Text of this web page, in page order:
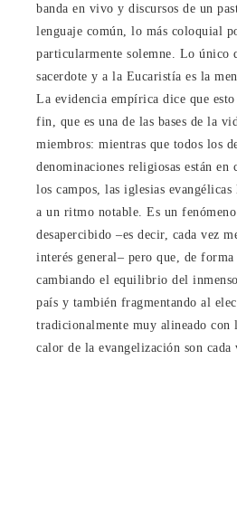
banda en vivo y discursos de un
lenguaje común, lo más coloquial
particularmente solemne. Lo único
sacerdote y a la Eucaristía es la
La evidencia empírica dice que esto
fin, que es una de las bases de la
miembros: mientras que todos los
denominaciones religiosas están en
los campos, las iglesias evangélicas
a un ritmo notable. Es un
desapercibido –es decir, cada vez
interés general– pero que, de
cambiando el equilibrio del
país y también fragmentando al
tradicionalmente muy alineado con
calor de la evangelización son cada